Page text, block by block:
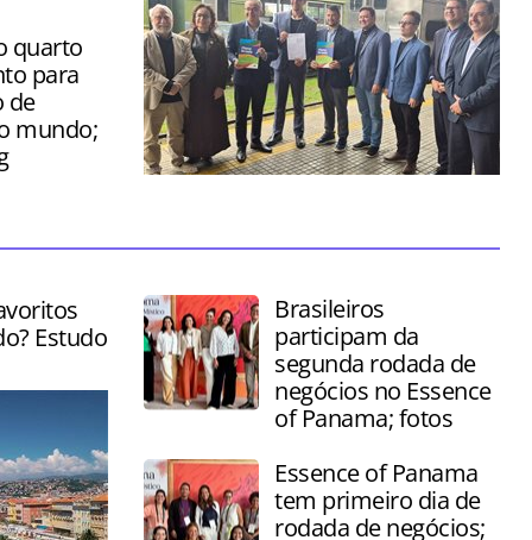
Express, em Curitiba
quarto
para
de
mundo;
Estudo
Brasileiros
participam da
segunda rodada de
negócios no Essence
of Panama; fotos
Essence of Panama
tem primeiro dia de
rodada de negócios;